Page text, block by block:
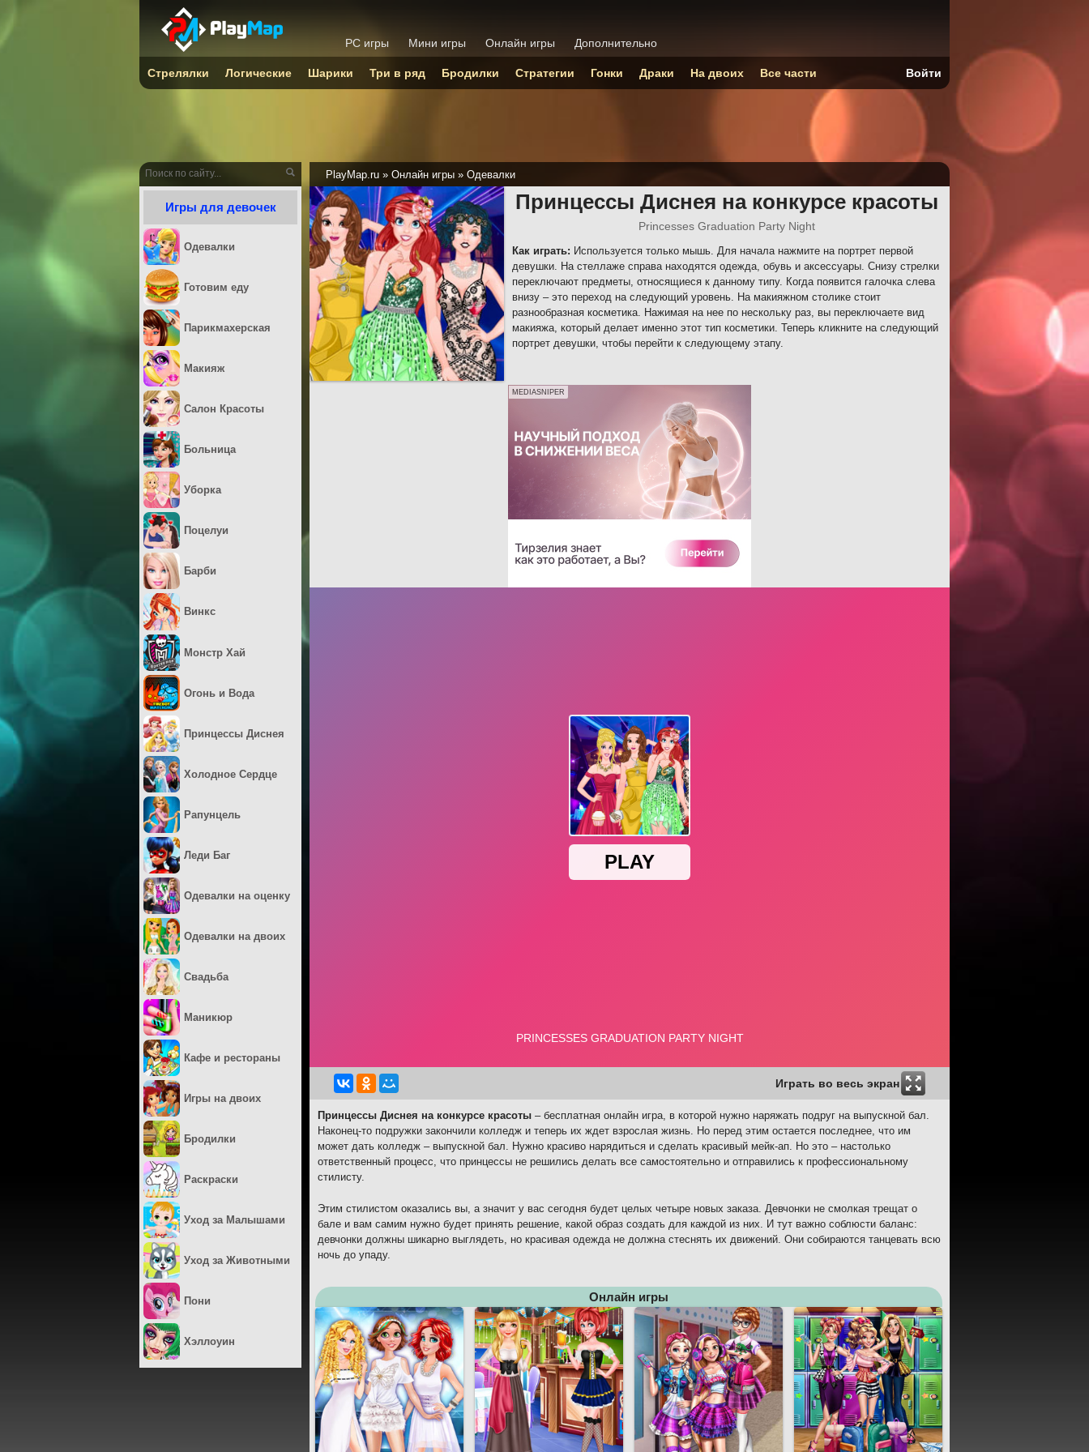
PlayMap.ru » Онлайн игры » Одевалки
Принцессы Диснея на конкурсе красоты
Princesses Graduation Party Night
Как играть: Используется только мышь. Для начала нажмите на портрет первой
девушки. На стеллаже справа находятся одежда, обувь и аксессуары. Снизу стрелки
переключают предметы, относящиеся к данному типу. Когда появится галочка слева
внизу – это переход на следующий уровень. На макияжном столике стоит
разнообразная косметика. Нажимая на нее по нескольку раз, вы переключаете вид
макияжа, который делает именно этот тип косметики. Теперь кликните на следующий
портрет девушки, чтобы перейти к следующему этапу.
MEDIASNIPER
Играть во весь экран
Принцессы Диснея на конкурсе красоты – бесплатная онлайн игра, в которой нужно наряжать подруг на выпускной бал.
Наконец-то подружки закончили колледж и теперь их ждет взрослая жизнь. Но перед этим остается последнее, что им
может дать колледж – выпускной бал. Нужно красиво нарядиться и сделать красивый мейк-ап. Но это – настолько
ответственный процесс, что принцессы не решились делать все самостоятельно и отправились к профессиональному
стилисту.
Этим стилистом оказались вы, а значит у вас сегодня будет целых четыре новых заказа. Девчонки не смолкая трещат о
бале и вам самим нужно будет принять решение, какой образ создать для каждой из них. И тут важно соблюсти баланс:
девчонки должны шикарно выглядеть, но красивая одежда не должна стеснять их движений. Они собираются танцевать всю
ночь до упаду.
Онлайн игры
Игры для девочек
Одевалки
Готовим еду
Парикмахерская
Макияж
Салон Красоты
Больница
Уборка
Поцелуи
Барби
Винкс
Монстр Хай
Огонь и Вода
Принцессы Диснея
Холодное Сердце
Рапунцель
Леди Баг
Одевалки на оценку
Одевалки на двоих
Свадьба
Маникюр
Кафе и рестораны
Игры на двоих
Бродилки
Раскраски
Уход за Малышами
Уход за Животными
Пони
Хэллоуин
PC игры Мини игры Онлайн игры Дополнительно
Стрелялки Логические Шарики Три в ряд Бродилки Стратегии Гонки Драки На двоих Все части Войти